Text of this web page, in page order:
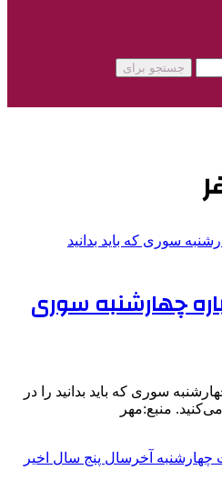
جستجو برای
چهارشنبه سوری
سوری که باید بدانید را در
منبع:مهر